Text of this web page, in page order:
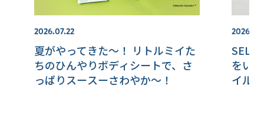
2026.07.22
夏がやってきた～！ リトルミイた
ちのひんやりボディシートで、さ
っぱりスースーさわやか～！
SELF
をい
イル